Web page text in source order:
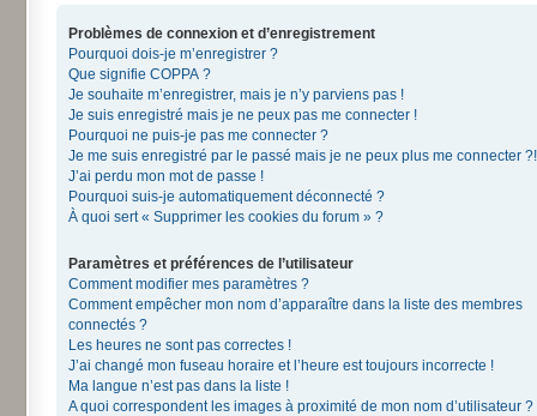
Problèmes de connexion et d’enregistrement
Pourquoi dois-je m’enregistrer ?
Que signifie COPPA ?
Je souhaite m’enregistrer, mais je n’y parviens pas !
Je suis enregistré mais je ne peux pas me connecter !
Pourquoi ne puis-je pas me connecter ?
Je me suis enregistré par le passé mais je ne peux plus me connecter ?!
J’ai perdu mon mot de passe !
Pourquoi suis-je automatiquement déconnecté ?
À quoi sert « Supprimer les cookies du forum » ?
Paramètres et préférences de l’utilisateur
Comment modifier mes paramètres ?
Comment empêcher mon nom d’apparaître dans la liste des membres
connectés ?
Les heures ne sont pas correctes !
J’ai changé mon fuseau horaire et l’heure est toujours incorrecte !
Ma langue n’est pas dans la liste !
A quoi correspondent les images à proximité de mon nom d’utilisateur ?